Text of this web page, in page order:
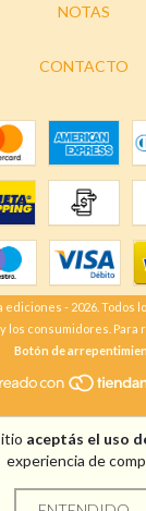
aceptás el uso
experiencia de
NOTAS
CONTACTO
ediciones - 2026. Todos
los consumidores. Para
Botón de